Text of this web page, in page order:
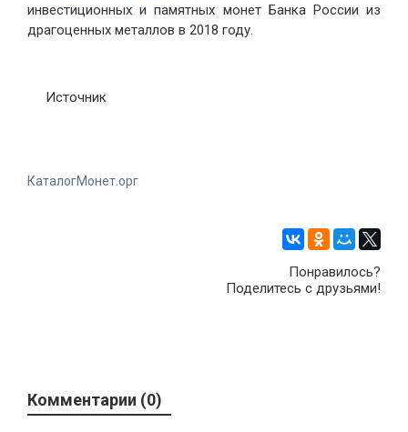
инвестиционных и памятных монет Банка России из
драгоценных металлов в 2018 году.
Источник
КаталогМонет.орг
Понравилось?
Поделитесь с друзьями!
Комментарии (0)